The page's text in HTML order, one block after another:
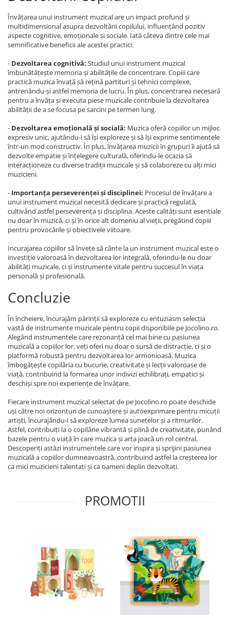
Învățarea unui instrument muzical are un impact profund și
multidimensional asupra dezvoltării copilului, influențând pozitiv
aspecte cognitive, emoționale și sociale. Iată câteva dintre cele mai
semnificative beneficii ale acestei practici:
- Dezvoltarea cognitivă: Studiul unui instrument muzical
îmbunătățește memoria și abilitățile de concentrare. Copiii care
practică muzica învață să rețină partituri și tehnici complexe,
antrenându-și astfel memoria de lucru. În plus, concentrarea necesară
pentru a învăța și executa piese muzicale contribuie la dezvoltarea
abilității de a se focusa pe sarcini pe termen lung.
- Dezvoltarea emoțională și socială: Muzica oferă copiilor un mijloc
expresiv unic, ajutându-i să își exploreze și să își exprime sentimentele
într-un mod constructiv. În plus, învățarea muzicii în grupuri îi ajută să
dezvolte empatie și înțelegere culturală, oferindu-le ocazia să
interacționeze cu diverse tradiții muzicale și să colaboreze cu alți mici
muzicieni.
- Importanța perseverenței și disciplinei: Procesul de învățare a
unui instrument muzical necesită dedicare și practică regulată,
cultivând astfel perseverența și disciplina. Aceste calități sunt esențiale
nu doar în muzică, ci și în orice alt domeniu al vieții, pregătind copiii
pentru provocările și obiectivele viitoare.
Incurajarea copiilor să învețe să cânte la un instrument muzical este o
investiție valoroasă în dezvoltarea lor integrală, oferindu-le nu doar
abilități muzicale, ci și instrumente vitale pentru succesul în viața
personală și profesională.
Concluzie
În încheiere, încurajăm părinții să exploreze cu entuziasm selecția
vastă de instrumente muzicale pentru copii disponibile pe Jocolino.ro.
Alegând instrumentele care rezonanță cel mai bine cu pasiunea
muzicală a copiilor lor, veți oferi nu doar o sursă de distracție, ci și o
platformă robustă pentru dezvoltarea lor armonioasă. Muzica
îmbogățește copilăria cu bucurie, creativitate și lecții valoroase de
viață, contribuind la formarea unor indivizi echilibrați, empatici și
deschiși spre noi experiențe de învățare.
Fiecare instrument muzical selectat de pe Jocolino.ro poate deschide
uși către noi orizonturi de cunoaștere și autoexprimare pentru micuții
artiști, încurajându-i să exploreze lumea sunetelor și a ritmurilor.
Astfel, contribuiți la o copilărie vibrantă și plină de creativitate, punând
bazele pentru o viață în care muzica și arta joacă un rol central.
Descoperiți astăzi instrumentele care vor inspira și sprijini pasiunea
muzicală a copiilor dumneavoastră, contribuind astfel la creșterea lor
ca mici muzicieni talentați și ca oameni deplin dezvoltați.
PROMOTII